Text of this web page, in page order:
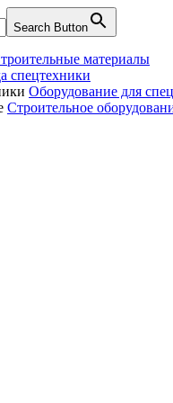
Search Button
материалы
спецтехники
Оборудование для
Строительное